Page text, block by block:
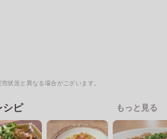
状況と異なる場合がございます。
シピ もっと見る